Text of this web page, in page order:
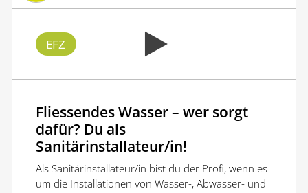
EFZ
Fliessendes Wasser – wer sorgt
dafür? Du als
Sanitärinstallateur/in!
Als Sanitärinstallateur/in bist du der Profi, wenn es
um die Installationen von Wasser-, Abwasser- und